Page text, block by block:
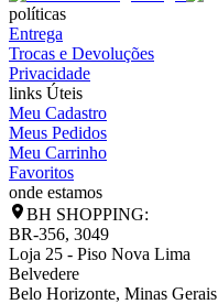
políticas
Entrega
Trocas e Devoluções
Privacidade
links Úteis
Meu Cadastro
Meus Pedidos
Meu Carrinho
Favoritos
onde estamos
BH SHOPPING:
BR-356, 3049
Loja 25 - Piso Nova Lima
Belvedere
Belo Horizonte, Minas Gerais